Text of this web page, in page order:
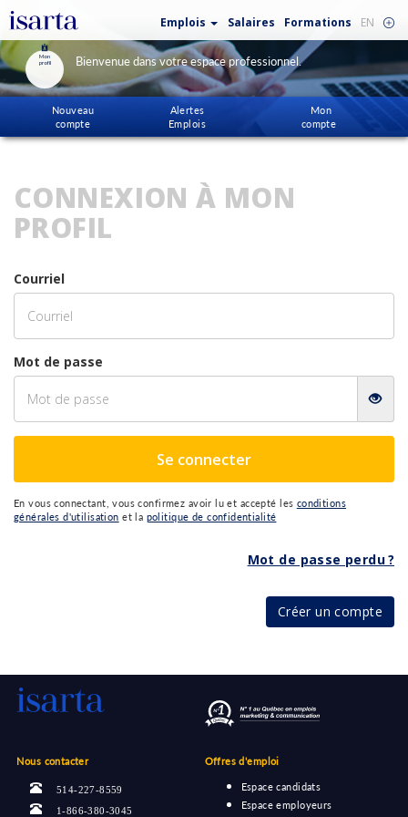
Emplois Salaires Formations EN
Mon
profil
Bienvenue dans votre espace professionnel.
Nouveau
compte
Alertes
Emplois
Mon
compte
CONNEXION À MON
PROFIL
Courriel
Mot de passe
Se connecter
En vous connectant, vous confirmez avoir lu et accepté les conditions
générales d'utilisation et la politique de confidentialité
Mot de passe perdu ?
Créer un compte
Nous contacter
514-227-8559
1-866-380-3045
Offres d'emploi
Espace candidats
Espace employeurs